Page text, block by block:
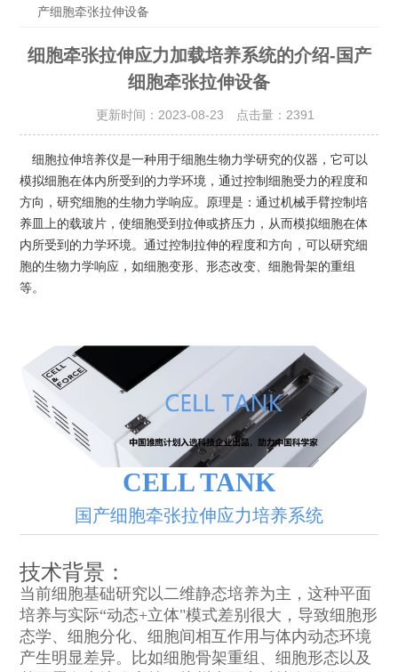
产细胞牵张拉伸设备
细胞牵张拉伸应力加载培养系统的介绍-国产
细胞牵张拉伸设备
更新时间：2023-08-23 点击量： 2391
细胞拉伸培养仪是一种用于细胞生物力学研究的仪器，它可以
模拟细胞在体内所受到的力学环境，通过控制细胞受力的程度和
方向，研究细胞的生物力学响应。原理是：通过机械手臂控制培
养皿上的载玻片，使细胞受到拉伸或挤压力，从而模拟细胞在体
内所受到的力学环境。通过控制拉伸的程度和方向，可以研究细
胞的生物力学响应，如细胞变形、形态改变、细胞骨架的重组
等。
CELL TANK
国产细胞牵张拉伸应力培养系统
技术背景：
当前细胞基础研究以二维静态培养为主，这种平面
培养与实际“动态+立体"模式差别很大，导致细胞形
态学、细胞分化、细胞间相互作用与体内动态环境
产生明显差异。比如细胞骨架重组、细胞形态以及